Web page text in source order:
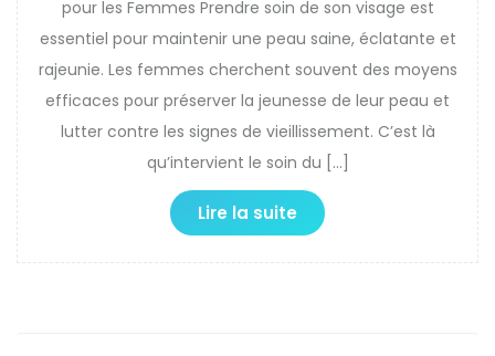
pour les Femmes Prendre soin de son visage est
essentiel pour maintenir une peau saine, éclatante et
rajeunie. Les femmes cherchent souvent des moyens
efficaces pour préserver la jeunesse de leur peau et
lutter contre les signes de vieillissement. C’est là
qu’intervient le soin du […]
Lire la suite